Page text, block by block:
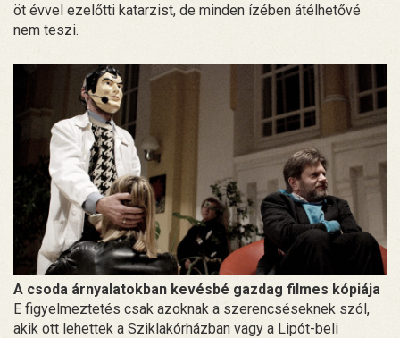
öt évvel ezelőtti katarzist, de minden ízében átélhetővé
nem teszi.
A csoda árnyalatokban kevésbé gazdag filmes kópiája
E figyelmeztetés csak azoknak a szerencséseknek szól,
akik ott lehettek a Sziklakórházban vagy a Lipót-beli